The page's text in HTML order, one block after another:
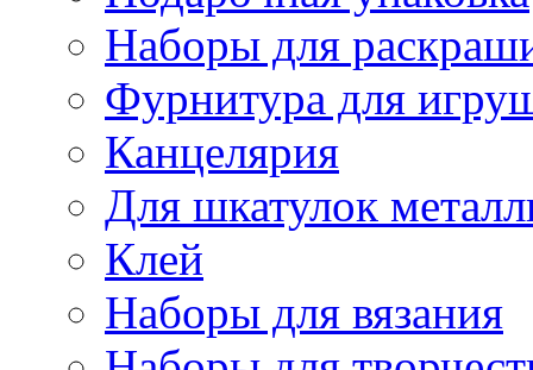
Наборы для
Фурнитура для
Канцелярия
Для шкатулок
Клей
Наборы для вязания